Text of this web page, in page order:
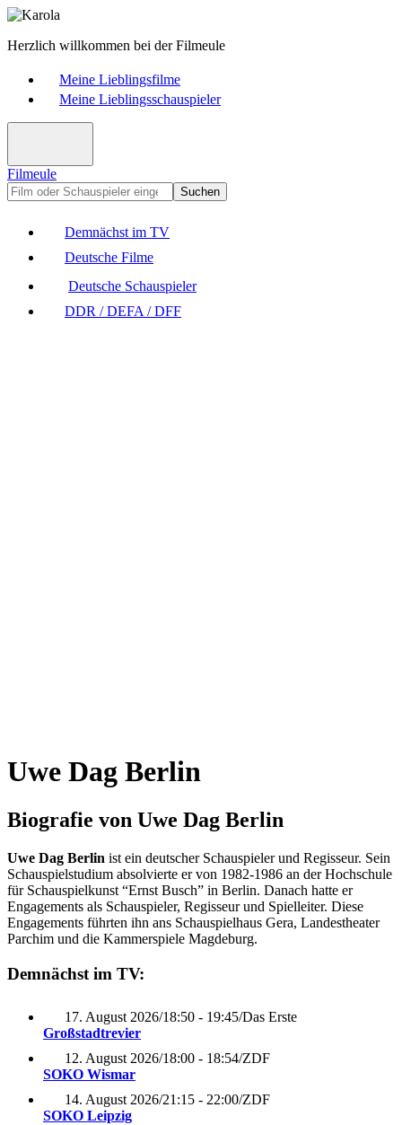
Herzlich willkommen bei der Filmeule
Meine Lieblingsfilme
Meine Lieblingsschauspieler
Filmeule
Suchen
Demnächst im TV
Deutsche Filme
Deutsche Schauspieler
DDR / DEFA / DFF
Uwe Dag Berlin
Biografie von Uwe Dag Berlin
Uwe Dag Berlin ist ein deutscher Schauspieler und Regisseur. Sein
Schauspielstudium absolvierte er von 1982-1986 an der Hochschule
für Schauspielkunst “Ernst Busch” in Berlin. Danach hatte er
Engagements als Schauspieler, Regisseur und Spielleiter. Diese
Engagements führten ihn ans Schauspielhaus Gera, Landestheater
Parchim und die Kammerspiele Magdeburg.
Demnächst im TV:
17. August 2026/18:50 - 19:45/Das Erste
Großstadtrevier
12. August 2026/18:00 - 18:54/ZDF
SOKO Wismar
14. August 2026/21:15 - 22:00/ZDF
SOKO Leipzig